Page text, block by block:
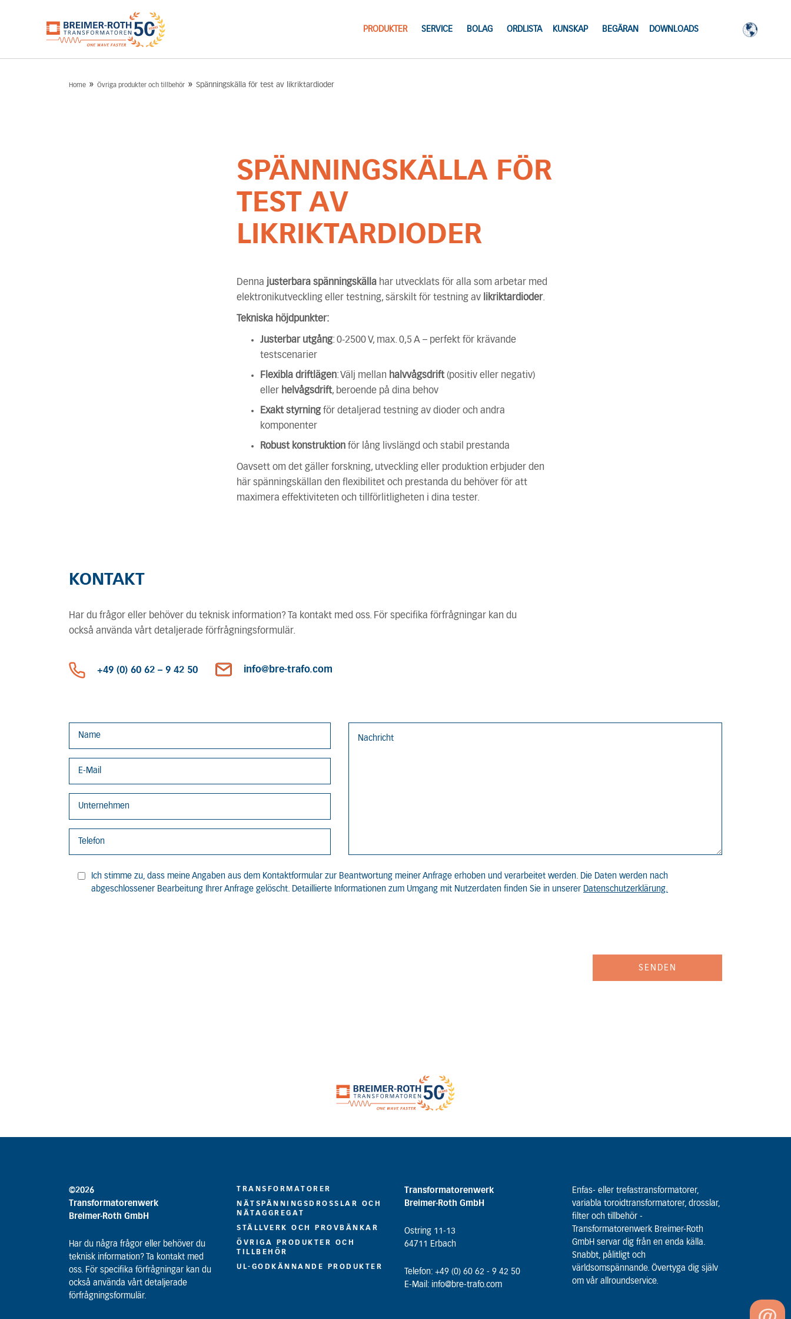
PRODUKTER SERVICE BOLAG ORDLISTA KUNSKAP BEGÄRAN DOWNLOADS
Home » Övriga produkter och tillbehör » Spänningskälla för test av likriktardioder
SPÄNNINGSKÄLLA FÖR
TEST AV
LIKRIKTARDIODER
Denna justerbara spänningskälla har utvecklats för alla som arbetar med
elektronikutveckling eller testning, särskilt för testning av likriktardioder.
Tekniska höjdpunkter:
Justerbar utgång: 0-2500 V, max. 0,5 A – perfekt för krävande
testscenarier
Flexibla driftlägen: Välj mellan halvvågsdrift(positiv eller negativ)
eller helvågsdrift, beroende på dina behov
Exakt styrningför detaljerad testning av dioder och andra
komponenter
Robust konstruktion för lång livslängd och stabil prestanda
Oavsett om det gäller forskning, utveckling eller produktion erbjuder den
här spänningskällan den flexibilitet och prestanda du behöver för att
maximera effektiviteten och tillförlitligheten i dina tester.
KONTAKT
Har du frågor eller behöver du teknisk information? Ta kontakt med oss. För specifika förfrågningar kan du
också använda vårt detaljerade förfrågningsformulär.
+49 (0) 60 62 – 9 42 50 info@bre-trafo.com
Ich stimme zu, dass meine Angaben aus dem Kontaktformular zur Beantwortung meiner Anfrage erhoben und verarbeitet werden. Die Daten werden nach
abgeschlossener Bearbeitung Ihrer Anfrage gelöscht. Detaillierte Informationen zum Umgang mit Nutzerdaten finden Sie in unserer Datenschutzerklärung.
©2026
Transformatorenwerk
Breimer-Roth GmbH
Har du några frågor eller behöver du
teknisk information? Ta kontakt med
oss. För specifika förfrågningar kan du
också använda vårt detaljerade
förfrågningsformulär.
TRANSFORMATORER
NÄTSPÄNNINGSDROSSLAR OCH
NÄTAGGREGAT
STÄLLVERK OCH PROVBÄNKAR
ÖVRIGA PRODUKTER OCH
TILLBEHÖR
UL-GODKÄNNANDE PRODUKTER
Transformatorenwerk
Breimer-Roth GmbH
Ostring 11-13
64711 Erbach
Telefon: +49 (0) 60 62 - 9 42 50
E-Mail: info@bre-trafo.com
Enfas- eller trefastransformatorer,
variabla toroidtransformatorer, drosslar,
filter och tillbehör -
Transformatorenwerk Breimer-Roth
GmbH servar dig från en enda källa.
Snabbt, pålitligt och
världsomspännande. Övertyga dig själv
om vår allroundservice.